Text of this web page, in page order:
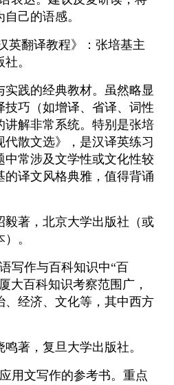
己的语感。
英翻译教程》：张培基主
。
践的经典教材。虽然略显
技巧（如增译、省译、词性
讲解非常系统。特别是张培
散文选》，是汉译英练习
中常涉及文学性或文化性较
的译文风格典雅，值得背诵
毅著，北京大学出版社（或
。
写作与百科知识中“百
大百科知识考察范围广，
、经济、文化等，其中西方
鸣著，复旦大学出版社。
用文写作的参考书。重点